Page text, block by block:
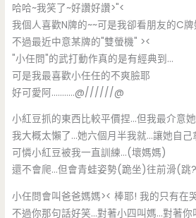
哈哈~我笑了~好讚好讚>"<
我個人喜歡N牌的~~可是我卻看朋友的C
不過最近中意某牌的"雙螢機" ><
"小任問"的武打動作真的是有經典到…
可是我最喜歡小任任的不爽臉耶
好可愛阿………..@//////@
小紅豆抓的東西比較平價捏…但我最介意
我大概太懶了…她六個月半我就…讓她自己
可憐小紅豆被我一直訓練…(壞媽媽)
還不會爬…但會青蛙姿勢(跪坐)往前滑(跳
小任問會叫爸爸媽媽>< 棒耶! 我的只有在
不過你那句話好笑…對著小四叫媽…對著你